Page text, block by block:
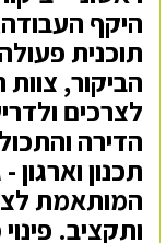
היקף העבודה,
תוכנית
הביקור,
לצרכים
הדירה
תכנון
המותאמת
ותקציב.